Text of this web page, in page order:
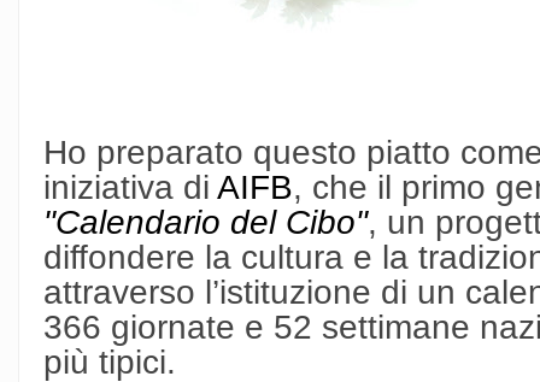
Ho preparato questo piatto
iniziativa di AIFB, che il primo
"Calendario del Cibo", un
diffondere la cultura e la
attraverso l’istituzione di un
366 giornate e 52 settimane
più tipici.